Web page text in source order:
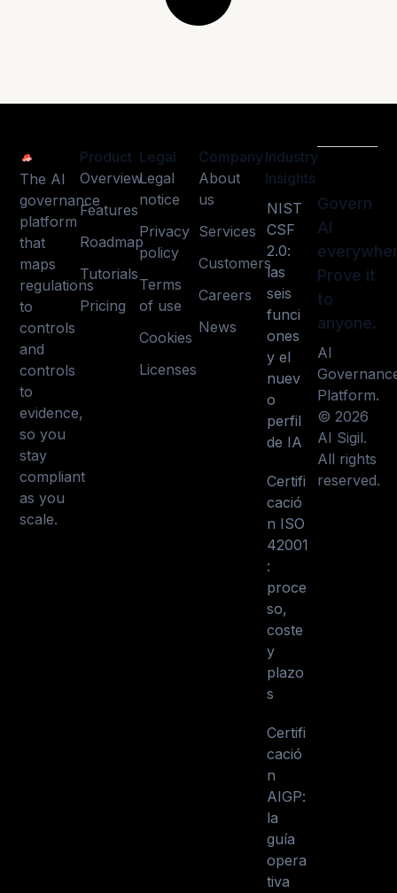
The AI
governance
platform
that
maps
regulations
to
controls
and
controls
to
evidence,
so you
stay
compliant
as you
scale.
Product
Overview
Features
Roadmap
Tutorials
Pricing
Legal
Legal
notice
Privacy
policy
Terms
of use
Cookies
Licenses
Company
About
us
Services
Customers
Careers
News
Industry
Insights
NIST
CSF
2.0:
las
seis
funci
ones
y el
nuev
o
perfil
de IA
Certifi
cació
n ISO
42001
:
proce
so,
coste
y
plazo
s
Certifi
cació
n
AIGP:
la
guía
opera
tiva
Govern
AI
Prove it
to
anyone.
AI
Platform.
© 2026
AI Sigil.
All rights
reserved.